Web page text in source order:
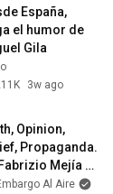
España,
el humor de
Gila
3w ago
Opinion,
Propaganda.
Mejía
Al Aire